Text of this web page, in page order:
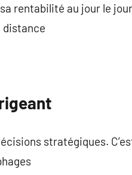
rentabilité au jour le jour
distance
stratégiques.